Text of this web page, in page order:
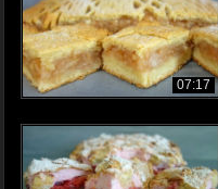
07:17